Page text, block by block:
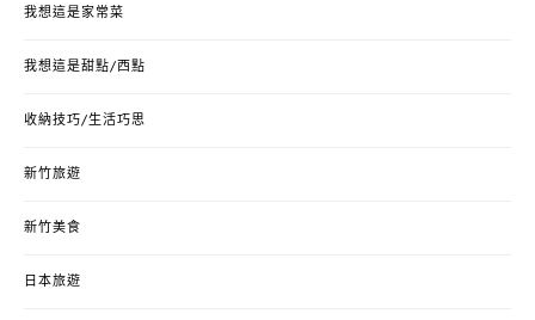
我想這是家常菜
我想這是甜點/西點
收納技巧/生活巧思
新竹旅遊
新竹美食
日本旅遊